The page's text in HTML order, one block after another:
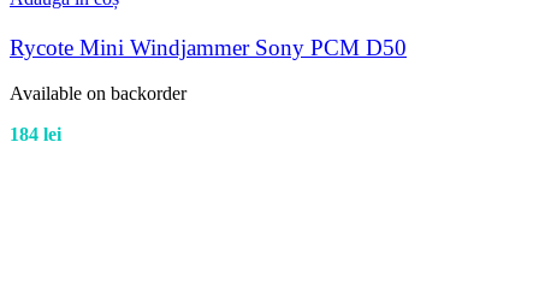
Rycote Mini Windjammer Sony PCM D50
Available on backorder
184 lei